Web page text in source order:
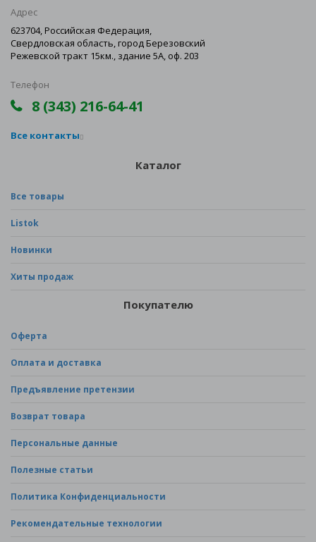
Адрес
623704, Российская Федерация,
Свердловская область, город Березовский
Режевской тракт 15км., здание 5А, оф. 203
Телефон
8 (343) 216-64-41
Все контакты
Каталог
Все товары
Listok
Новинки
Хиты продаж
Покупателю
Оферта
Оплата и доставка
Предъявление претензии
Возврат товара
Персональные данные
Полезные статьи
Политика Конфиденциальности
Рекомендательные технологии